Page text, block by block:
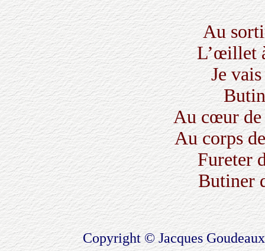
Au
L’œillet
Je
Au cœur de
Au corps
Fureter
Butiner
Copyright © Jacques